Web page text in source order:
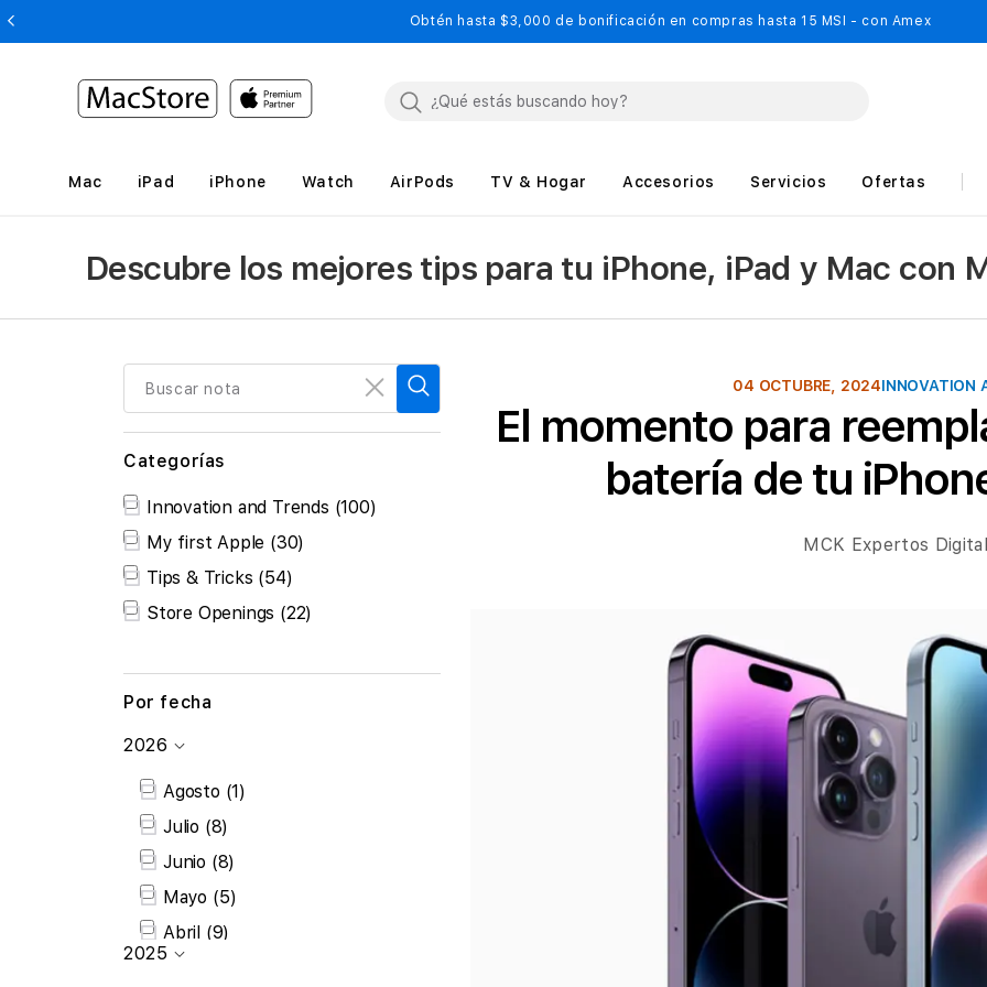
Obtén hasta $3,000 de bonificación en compras hasta 15 MSI - con Amex
Mac iPad iPhone Watch AirPods TV & Hogar Accesorios Servicios Ofertas
Descubre los mejores tips para tu iPhone, iPad y Mac con
Buscar nota
Categorías
Disponibilidad
Innovation and Trends (100)
My first Apple (30)
Tips & Tricks (54)
Store Openings (22)
Por fecha
Por
fecha
2026
Agosto (1)
Julio (8)
Junio (8)
Mayo (5)
Abril (9)
2025
04 OCTUBRE, 2024INNOVATION
El momento para
batería de tu
MCK Expertos